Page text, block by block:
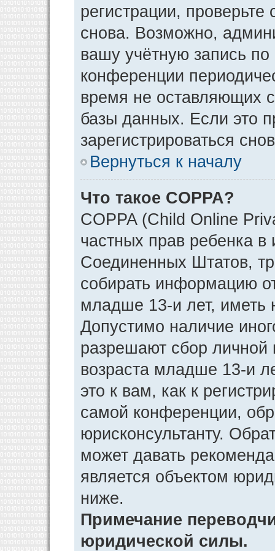
регистрации,
снова. Возможно,
вашу учётную запись
конференции
время не оставляющих
базы данных. Если это
зарегистрироваться
Вернуться к началу
Что такое COPPA?
COPPA (Child Online
частных прав ребенка в
Соединенных Штатов,
собирать информацию
младше 13-и лет, иметь
Допустимо наличие
разрешают сбор
возраста младше 13-и
это к вам, как к
самой конференции,
юрисконсультанту.
может давать
является объектом
ниже.
Примечание
юридической силы.